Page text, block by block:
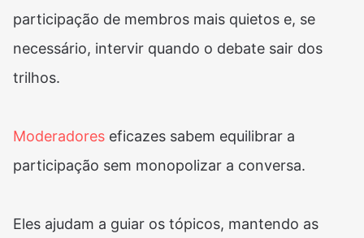
participação de membros mais quietos e, se
necessário, intervir quando o debate sair dos
trilhos.
Moderadores eficazes sabem equilibrar a
participação sem monopolizar a conversa.
Eles ajudam a guiar os tópicos, mantendo as